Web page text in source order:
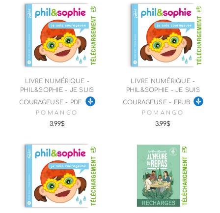
LIVRE NUMÉRIQUE -
PHIL&SOPHIE - JE SUIS
COURAGEUSE - PDF
POMANGO
3.99$
LIVRE NUMÉRIQUE -
PHIL&SOPHIE - JE SUIS
COURAGEUSE - EPUB
POMANGO
3.99$